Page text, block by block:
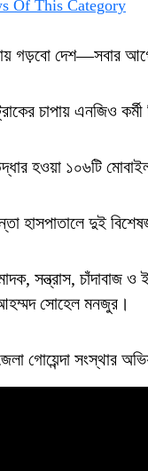
Of This Category
গড়বো দেশ—সবার আগে
চাপায় এনজিও
হওয়া ১০৬টি
হাসপাতালে দুই
মাদক, সন্ত্রাস, চাঁদাবাজ
আহম্মদ সোহেল মনজুর।
গোয়েন্দা সংস্থার